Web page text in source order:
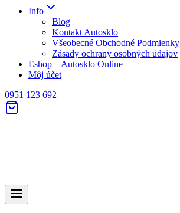
Info
Blog
Kontakt Autosklo
Všeobecné Obchodné Podmienky
Zásady ochrany osobných údajov
Eshop – Autosklo Online
Môj účet
0951 123 692